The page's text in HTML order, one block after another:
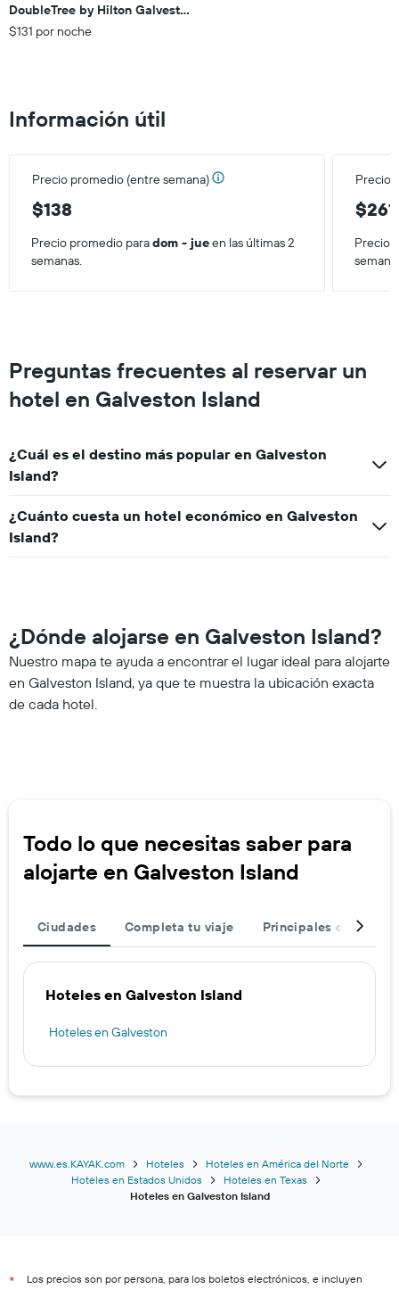
que
indica
una
para
fin
de
semana,
calculado
a
de
DoubleTree by Hilton Galveston Beach
$131 por noche
Información útil
Precio promedio (entre semana)
$138
Precio
$261
Precio promedio paradom - jueen las últimas 2
semanas.
Precio
Preguntas frecuentes al reservar un
hotel en Galveston Island
¿Cuál es el destino más popular en Galveston
Island?
¿Cuánto cuesta un hotel económico en Galveston
Island?
¿Dónde alojarse en Galveston Island?
Nuestro mapa te ayuda a encontrar el lugar ideal para alojarte
en Galveston Island, ya que te muestra la ubicación exacta
de cada hotel.
Todo lo que necesitas saber para
alojarte en Galveston Island
Ciudades Completa tu viaje Principales destinos
Hoteles en Galveston Island
Hoteles en Galveston
www.es.KAYAK.com Hoteles
Hoteles en América del Norte
Hoteles en Estados Unidos
Hoteles en Texas
Hoteles en Galveston Island
*
Los precios son por persona, para los boletos electrónicos, e incluyen